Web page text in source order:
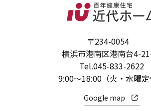
〒234-0054
横浜市港南区港南台4-
Tel.045-833-2622
9:00～18:00（火・水曜定
Google map